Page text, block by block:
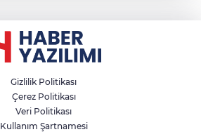
Gizlilik Politikası
Çerez Politikası
Veri Politikası
Kullanım Şartnamesi